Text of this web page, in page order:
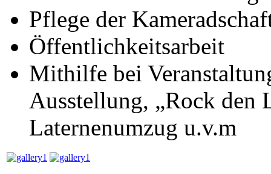
Pflege der
Öffentlichkeitsarbeit
Mithilfe bei
Ausstellung, „Rock den
Laternenumzug u.v.m